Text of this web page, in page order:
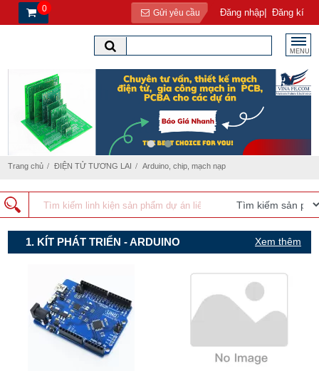
0 Gửi yêu cầu Đăng nhập| Đăng kí
MENU
Trang chủ ĐIỆN TỬ TƯƠNG LAI Arduino, chip, mạch nạp
1. KÍT PHÁT TRIỂN - ARDUINO Xem thêm